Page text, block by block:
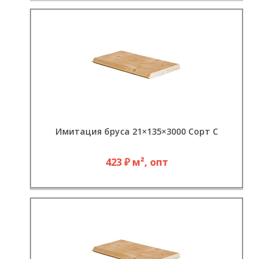
Имитация бруса 21×135×3000 Сорт С
423 ₽ м², опт